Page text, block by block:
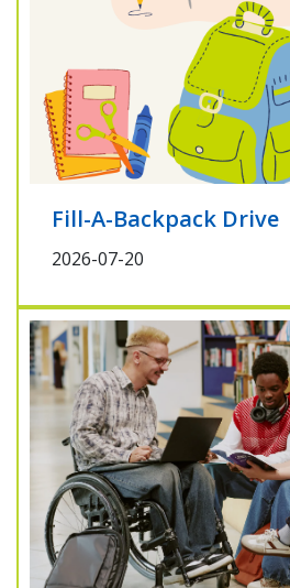
Fill-A-Backpack Drive
2026-07-20